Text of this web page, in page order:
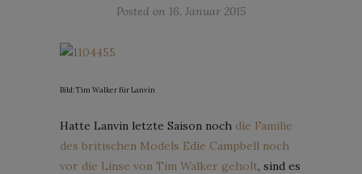
Posted on 16. Januar 2015
Bild: Tim Walker für Lanvin
Hatte Lanvin letzte Saison noch die Familie
des britischen Models Edie Campbell noch
vor die Linse von Tim Walker geholt, sind es